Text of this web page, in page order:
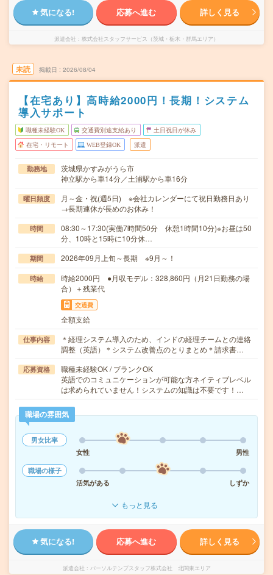
気になる! 応募へ進む 詳しく見る
派遣会社 株式会社スタッフサービス（茨城・栃木・群馬エリア）
未読 掲載日 2026/08/04
【在宅あり】高時給2000円！長期！システム
導入サポート
職種未経験OK 交通費別途支給あり 土日祝日が休み
在宅・リモート WEB登録OK 派遣
勤務地
茨城県かすみがうら市
神立駅から車14分／土浦駅から車16分
曜日頻度
月～金・祝(週5日) ※会社カレンダーにて祝日勤務日あり
→長期連休が長めのお休み！
時間
08:30～17:30(実働7時間50分 休憩1時間10分)※お昼は50
分、10時と15時に10分休…
期間 2026年09月上旬～長期 ※9月～！
時給
時給2000円 ●月収モデル：328,860円（月21日勤務の場
合）＋残業代
交通費
全額支給
仕事内容
＊経理システム導入のため、インドの経理チームとの連絡
調整（英語）＊システム改善点のとりまとめ＊請求書…
応募資格
職種未経験OK / ブランクOK
英語でのコミュニケーションが可能な方ネイティブレベル
は求められていません！システムの知識は不要です！…
職場の雰囲気
男女比率
女性
男性
職場の様子
活気がある
しずか
もっと見る
気になる! 応募へ進む 詳しく見る
派遣会社 パーソルテンプスタッフ株式会社 北関東エリア